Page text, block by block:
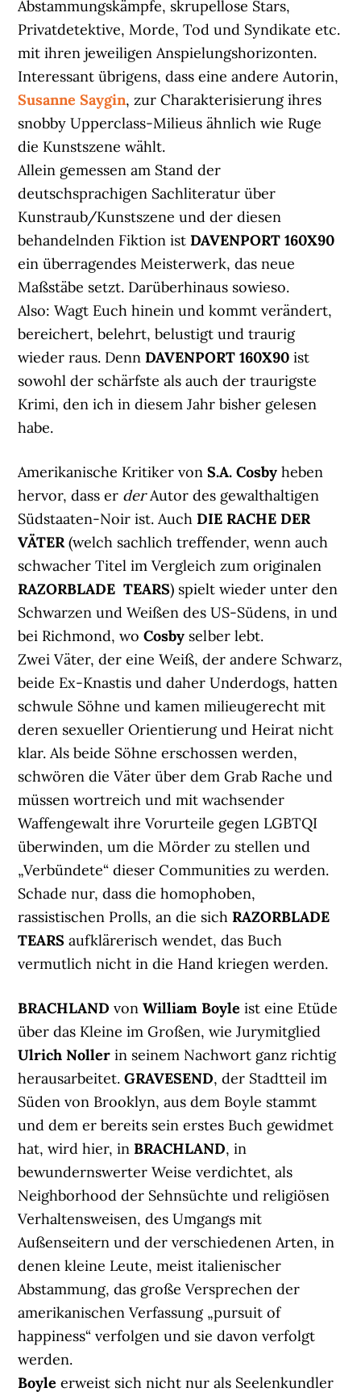
Abstammungskämpfe, skrupellose Stars,
Privatdetektive, Morde, Tod und Syndikate etc.
mit ihren jeweiligen Anspielungshorizonten.
Interessant übrigens, dass eine andere Autorin,
Susanne Saygin, zur Charakterisierung ihres
snobby Upperclass-Milieus ähnlich wie Ruge
die Kunstszene wählt.
Allein gemessen am Stand der
deutschsprachigen Sachliteratur über
Kunstraub/Kunstszene und der diesen
behandelnden Fiktion istDAVENPORT 160X90
ein überragendes Meisterwerk, das neue
Maßstäbe setzt. Darüberhinaus sowieso.
Also: Wagt Euch hinein und kommt verändert,
bereichert, belehrt, belustigt und traurig
wieder raus. DennDAVENPORT 160X90 ist
sowohl der schärfste als auch der traurigste
Krimi, den ich in diesem Jahr bisher gelesen
habe.
Amerikanische Kritiker vonS.A. Cosby heben
hervor, dass er derAutor des gewalthaltigen
Südstaaten-Noir ist. AuchDIE RACHE DER
VÄTER(welch sachlich treffender, wenn auch
schwacher Titel im Vergleich zum originalen
RAZORBLADE TEARS) spielt wieder unter den
Schwarzen und Weißen des US-Südens, in und
bei Richmond, woCosby selber lebt.
Zwei Väter, der eine Weiß, der andere Schwarz,
beide Ex-Knastis und daher Underdogs, hatten
schwule Söhne und kamen milieugerecht mit
deren sexueller Orientierung und Heirat nicht
klar. Als beide Söhne erschossen werden,
schwören die Väter über dem Grab Rache und
müssen wortreich und mit wachsender
Waffengewalt ihre Vorurteile gegen LGBTQI
überwinden, um die Mörder zu stellen und
„Verbündete“ dieser Communities zu werden.
Schade nur, dass die homophoben,
rassistischen Prolls, an die sichRAZORBLADE
TEARS aufklärerisch wendet, das Buch
vermutlich nicht in die Hand kriegen werden.
BRACHLAND vonWilliam Boyleist eine Etüde
über das Kleine im Großen, wie Jurymitglied
Ulrich Noller in seinem Nachwort ganz richtig
herausarbeitet.GRAVESEND, der Stadtteil im
Süden von Brooklyn, aus dem Boyle stammt
und dem er bereits sein erstes Buch gewidmet
hat, wird hier, inBRACHLAND, in
bewundernswerter Weise verdichtet, als
Neighborhood der Sehnsüchte und religiösen
Verhaltensweisen, des Umgangs mit
Außenseitern und der verschiedenen Arten, in
denen kleine Leute, meist italienischer
Abstammung, das große Versprechen der
amerikanischen Verfassung „pursuit of
happiness“ verfolgen und sie davon verfolgt
werden.
Boyle erweist sich nicht nur als Seelenkundler